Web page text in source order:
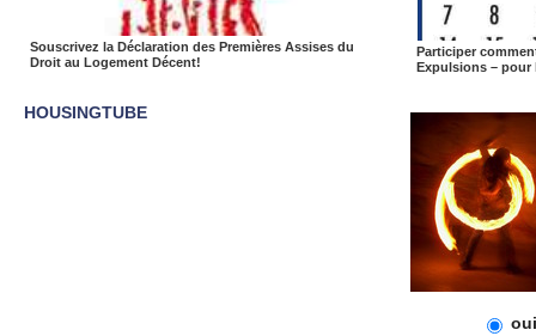
Souscrivez la Déclaration des Premières Assises du
Droit au Logement Décent!
HOUSINGTUBE
Participer
Expulsions – pour